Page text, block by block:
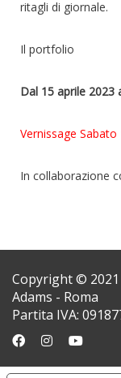
ritagli di giornale.
Il portfolio
Dal 15 aprile
Vernissage
In collaborazione
Copyright ©
Adams - Roma
Partita IVA: